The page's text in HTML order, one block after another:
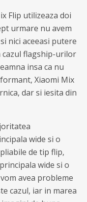
Flip utilizeaza doi
urmare nu avem
nici aceeasi putere
cazul flagship-urilor
insa ca nu
Xiaomi Mix
dar si iesita din
wide si o
de tip flip,
wide si o
avea probleme
cazul, iar in marea